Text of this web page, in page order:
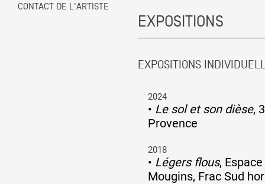
Partenaires
Actions
Documentation
CONTACT DE L'ARTISTE
EXPOSITIONS
EXPOSITIONS
2024
• Le sol et son dièse,
Provence
2018
• Légers flous,
Mougins, Frac Sud